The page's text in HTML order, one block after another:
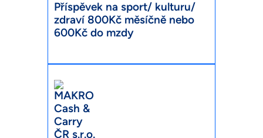
Příspěvek na sport/ kulturu/
zdraví 800Kč měsíčně nebo
600Kč do mzdy